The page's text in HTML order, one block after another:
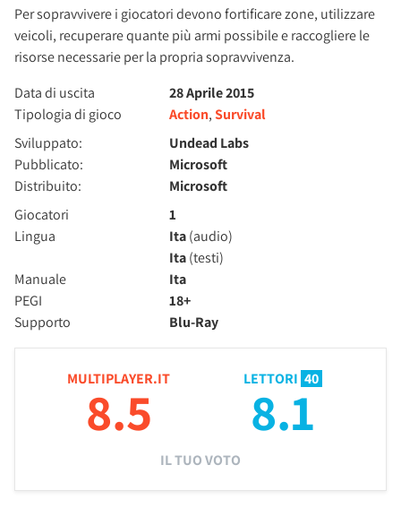
Per sopravvivere i giocatori devono fortificare zone, utilizzare
veicoli, recuperare quante più armi possibile e raccogliere le
risorse necessarie per la propria sopravvivenza.
Data di uscita
28 Aprile 2015
Tipologia di gioco
Action,Survival
Sviluppato:
Undead Labs
Pubblicato:
Microsoft
Distribuito:
Microsoft
Giocatori
1
Lingua
Ita(audio)
Ita(testi)
Manuale
Ita
PEGI
18+
Supporto
Blu-Ray
MULTIPLAYER.IT
8.5
LETTORI 40
8.1
IL TUO VOTO